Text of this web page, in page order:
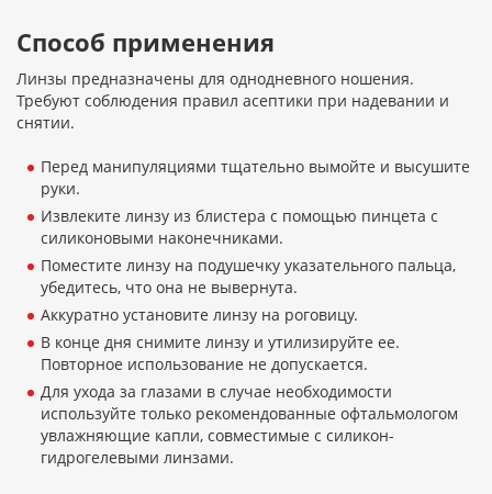
Способ применения
Линзы предназначены для однодневного ношения.
Требуют соблюдения правил асептики при надевании и
снятии.
Перед манипуляциями тщательно вымойте и высушите
руки.
Извлеките линзу из блистера с помощью пинцета с
силиконовыми наконечниками.
Поместите линзу на подушечку указательного пальца,
убедитесь, что она не вывернута.
Аккуратно установите линзу на роговицу.
В конце дня снимите линзу и утилизируйте ее.
Повторное использование не допускается.
Для ухода за глазами в случае необходимости
используйте только рекомендованные офтальмологом
увлажняющие капли, совместимые с силикон-
гидрогелевыми линзами.